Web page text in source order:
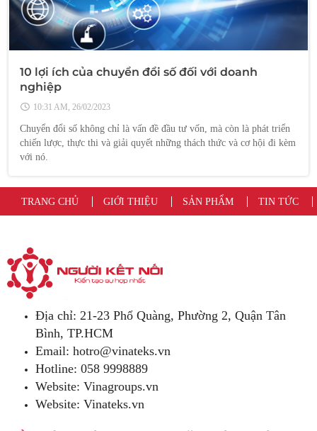
10 lợi ích của chuyển đổi số đối với doanh
nghiệp
10:31 AM, 26/02/2023
Chuyển đổi số không chỉ là vấn đề đầu tư vốn, mà còn là phát triển
chiến lược, thực thi và giải quyết những thách thức và cơ hội đi kèm
với nó.
TRANG CHỦ GIỚI THIỆU SẢN PHẨM TIN TỨC
Địa chỉ: 21-23 Phổ Quàng, Phường 2, Quận Tân
Bình, TP.HCM
Email: hotro@vinateks.vn
Hotline: 058 9998889
Website: Vinagroups.vn
Website: Vinateks.vn